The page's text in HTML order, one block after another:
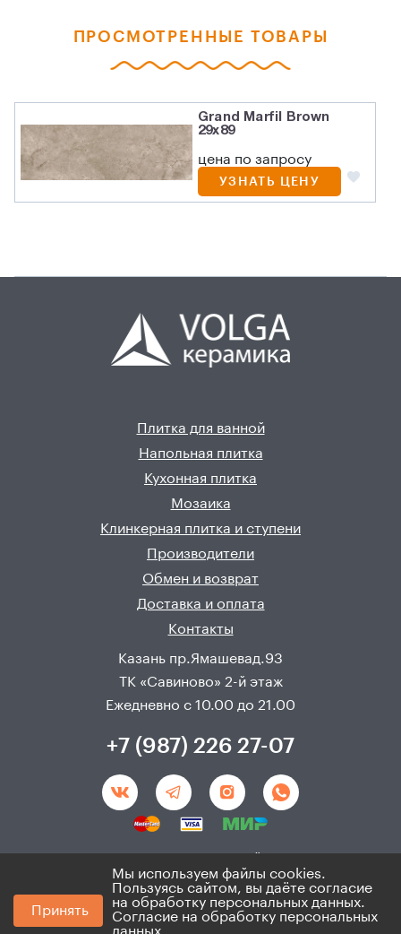
ПРОСМОТРЕННЫЕ ТОВАРЫ
Grand Marfil Brown
29x89
цена по запросу
УЗНАТЬ ЦЕНУ
Плитка для ванной
Напольная плитка
Кухонная плитка
Мозаика
Клинкерная плитка и ступени
Производители
Обмен и возврат
Доставка и оплата
Контакты
Казань пр.Ямашевад.93
ТК «Савиново» 2-й этаж
Ежедневно с 10.00 до 21.00
+7 (987) 226 27-07
© 2008 - 2026. ИП Хадыев Р.И.(ИНН 166010471459). Не
является публичной офертой.
Политика по персональным данным и согласие на
Принять
Мы используем файлы cookies.
Пользуясь сайтом, вы даёте согласие
на обработку персональных данных.
Согласие на обработку персональных